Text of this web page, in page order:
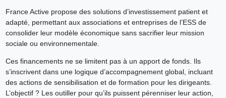
France Active propose des solutions d’investissement patient et
adapté, permettant aux associations et entreprises de l’ESS de
consolider leur modèle économique sans sacrifier leur mission
sociale ou environnementale.
Ces financements ne se limitent pas à un apport de fonds. Ils
s’inscrivent dans une logique d’accompagnement global, incluant
des actions de sensibilisation et de formation pour les dirigeants.
L’objectif ? Les outiller pour qu’ils puissent pérenniser leur action,